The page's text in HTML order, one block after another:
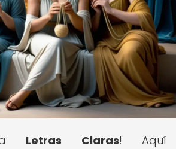
a Letras Claras! Aquí